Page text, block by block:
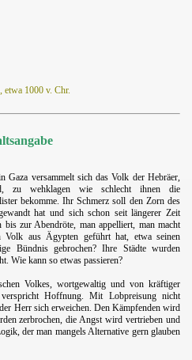
etwa 1000 v. Chr.
Gaza versammelt sich das Volk der Hebräer,
zu wehklagen wie schlecht ihnen die
bekomme. Ihr Schmerz soll den Zorn des
hat und sich schon seit längerer Zeit
zur Abendröte, man appelliert, man macht
aus Ägypten geführt hat, etwa seinen
Bündnis gebrochen? Ihre Städte wurden
Wie kann so etwas passieren?
Volkes, wortgewaltig und von kräftiger
Hoffnung. Mit Lobpreisung nicht
Herr sich erweichen. Den Kämpfenden wird
zerbrochen, die Angst wird vertrieben und
der man mangels Alternative gern glauben